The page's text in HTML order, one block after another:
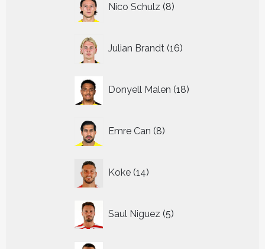
Nico Schulz 8
producten
Julian Brandt 16
producten
Donyell Malen 18
producten
Emre Can 8
producten
Koke 14
producten
Saul Niguez 5
producten